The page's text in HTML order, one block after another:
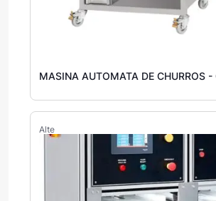
MASINA AUTOMATA DE CHURROS
Alte